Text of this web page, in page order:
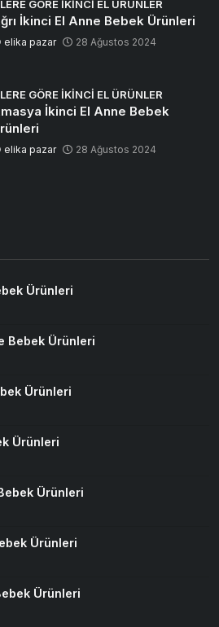
GÖRE İKINCI EL ÜRÜNLER
İkinci El Anne Bebek Ürünleri
elika pazar 28 Ağustos 2024
GÖRE İKINCI EL ÜRÜNLER
İkinci El Anne Bebek
elika pazar 28 Ağustos 2024
Ürünleri
Bebek Ürünleri
Ürünleri
Ürünleri
Ürünleri
Ürünleri
Ürünleri